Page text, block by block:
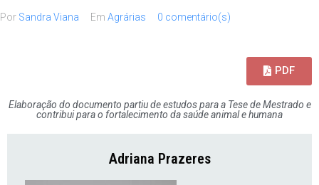
Por Sandra Viana Em Agrárias 0 comentário(s)
PDF
Elaboração do documento partiu de estudos para a Tese de Mestrado e
contribui para o fortalecimento da saúde animal e humana
Adriana Prazeres